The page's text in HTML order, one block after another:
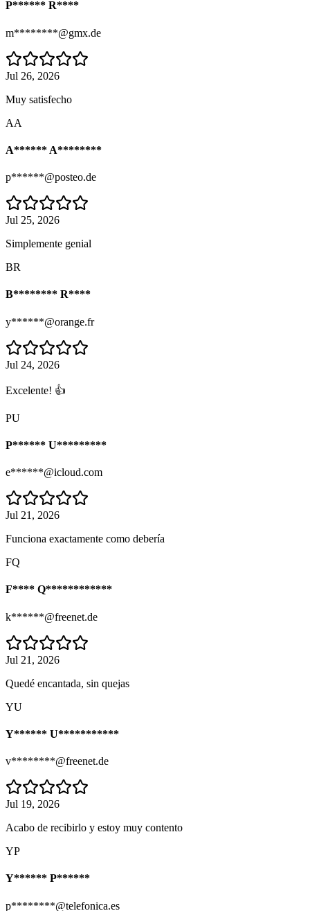
P****** R****
m********@gmx.de
Jul 26, 2026
Muy satisfecho
AA
A****** A********
p******@posteo.de
Jul 25, 2026
Simplemente genial
BR
B******** R****
y******@orange.fr
Jul 24, 2026
Excelente! 👍
PU
P****** U*********
e******@icloud.com
Jul 21, 2026
Funciona exactamente como debería
FQ
F**** Q************
k******@freenet.de
Jul 21, 2026
Quedé encantada, sin quejas
YU
Y****** U***********
v********@freenet.de
Jul 19, 2026
Acabo de recibirlo y estoy muy contento
YP
Y****** P******
p********@telefonica.es